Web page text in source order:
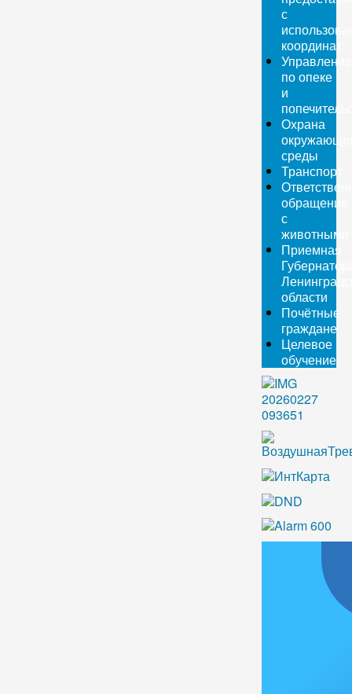
с
координат
Управление
по опеке
и
Охрана
среды
Транспорт
обращение
с
животными
Приемная
области
Почётные
граждане
Целевое
обучение